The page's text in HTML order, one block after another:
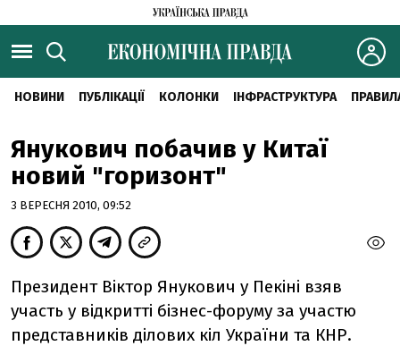
НОВИНИ ПУБЛІКАЦІЇ КОЛОНКИ ІНФРАСТРУКТУРА
Янукович побачив у Китаї
новий "горизонт"
3 ВЕРЕСНЯ 2010, 09:52
Президент Віктор Янукович у Пекіні взяв
участь у відкритті бізнес-форуму за участю
представників ділових кіл України та КНР.